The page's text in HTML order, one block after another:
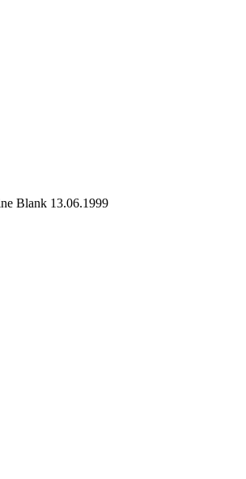
Blank 13.06.1999